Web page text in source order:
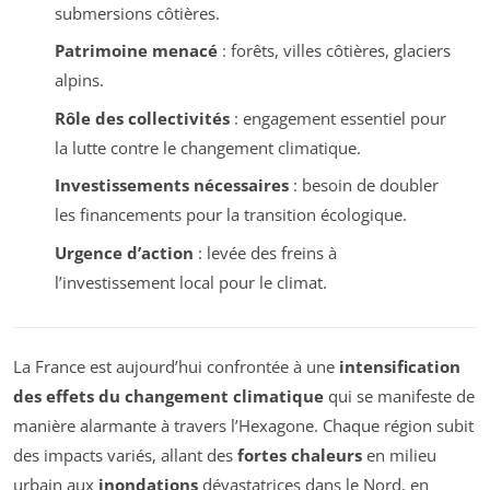
submersions côtières.
Patrimoine menacé: forêts, villes côtières, glaciers
alpins.
Rôle des collectivités: engagement essentiel pour
la lutte contre le changement climatique.
Investissements nécessaires: besoin de doubler
les financements pour la transition écologique.
Urgence d’action : levée des freins à
l’investissement local pour le climat.
La France est aujourd’hui confrontée à une intensification
des effets du changement climatique qui se manifeste de
manière alarmante à travers l’Hexagone. Chaque région subit
des impacts variés, allant des fortes chaleurs en milieu
urbain aux inondations dévastatrices dans le Nord, en